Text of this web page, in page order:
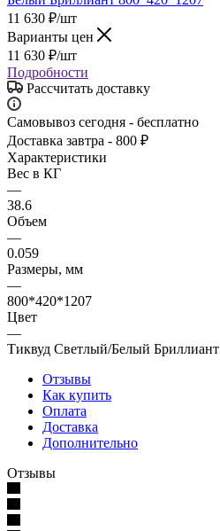
11 630 ₽/шт
Варианты цен
11 630 ₽/шт
Подробности
Рассчитать доставку
Самовывоз сегодня - бесплатно
Доставка завтра - 800 ₽
Характеристики
Вес в КГ
—
38.6
Объем
—
0.059
Размеры, мм
—
800*420*1207
Цвет
—
Тиквуд Светлый/Белый Бриллиант
Отзывы
Как купить
Оплата
Доставка
Дополнительно
Отзывы